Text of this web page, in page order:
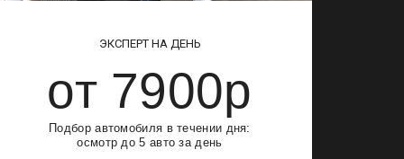
ЭКСПЕРТ НА ДЕНЬ
от 7900р
Подбор автомобиля в течении дня:
осмотр до 5 авто за день